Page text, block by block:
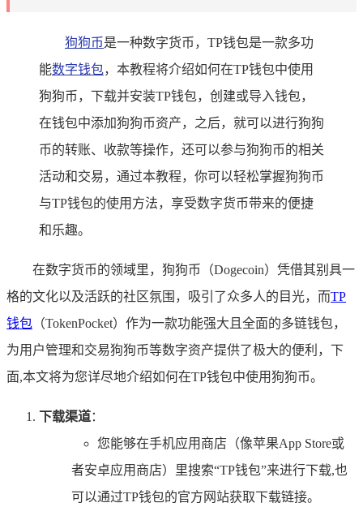
狗狗币是一种数字货币，TP钱包是一款多功
能数字钱包，本教程将介绍如何在TP钱包中使用
狗狗币，下载并安装TP钱包，创建或导入钱包，
在钱包中添加狗狗币资产，之后，就可以进行狗狗
币的转账、收款等操作，还可以参与狗狗币的相关
活动和交易，通过本教程，你可以轻松掌握狗狗币
与TP钱包的使用方法，享受数字货币带来的便捷
和乐趣。
在数字货币的领域里，狗狗币（Dogecoin）凭借其别具一
格的文化以及活跃的社区氛围，吸引了众多人的目光，而TP
钱包 （TokenPocket）作为一款功能强大且全面的多链钱包，
为用户管理和交易狗狗币等数字资产提供了极大的便利，下
面,本文将为您详尽地介绍如何在TP钱包中使用狗狗币。
下载渠道：
您能够在手机应用商店（像苹果App Store或
者安卓应用商店）里搜索“TP钱包”来进行下载,也
可以通过TP钱包的官方网站获取下载链接。